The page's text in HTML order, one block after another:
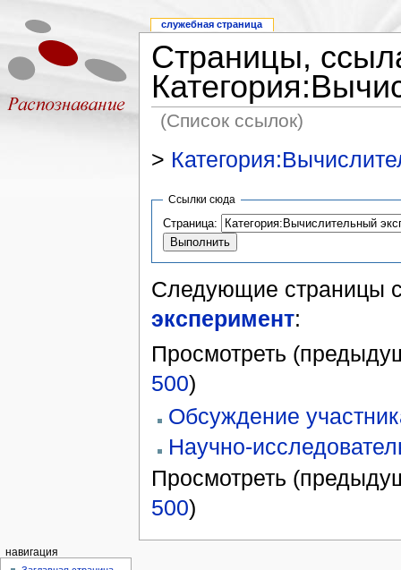
Страницы,
(Список ссылок)
>
Ссылки сюда
Страница:
Следующие страницы
эксперимент:
Просмотреть
500)
Обсуждение
Научно-
Просмотреть
500)
служебная страница
навигация